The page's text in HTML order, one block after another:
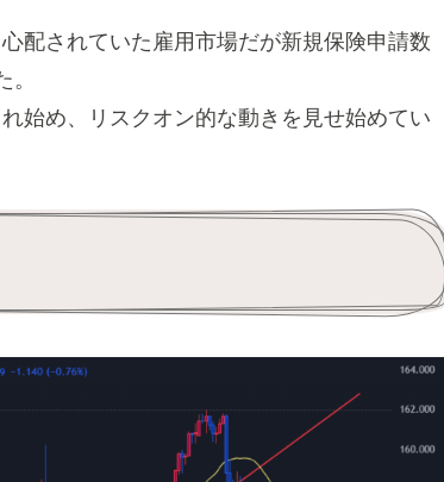
配されていた雇用市場だが新規保険申請数
始め、リスクオン的な動きを見せ始めてい